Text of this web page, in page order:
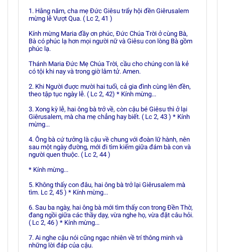
1. Hằng năm, cha mẹ Ðức Giêsu trẩy hội đền Giêrusalem
mừng lễ Vượt Qua. ( Lc 2, 41 )
Kính mừng Maria đầy ơn phúc, Ðức Chúa Trời ở cùng Bà,
Bà có phúc lạ hơn mọi người nữ và Giêsu con lòng Bà gồm
phúc lạ.
Thánh Maria Ðức Mẹ Chúa Trời, cầu cho chúng con là kẻ
có tội khi nay và trong giờ lâm tử. Amen.
2. Khi Người đuợc mười hai tuổi, cả gia đình cùng lên đền,
theo tập tục ngày lễ. ( Lc 2, 42) * Kính mừng...
3. Xong kỳ lễ, hai ông bà trở về, còn cậu bé Giêsu thì ở lại
Giêrusalem, mà cha mẹ chẳng hay biết. ( Lc 2, 43 ) * Kính
mừng...
4. Ông bà cứ tưởng là cậu về chung với đoàn lữ hành, nên
sau một ngày đường, mới đi tìm kiếm giữa đám bà con và
người quen thuộc. ( Lc 2, 44 )
* Kính mừng...
5. Không thấy con đâu, hai ông bà trở lại Giêrusalem mà
tìm. Lc 2, 45 ) * Kính mừng...
6. Sau ba ngày, hai ông bà mới tìm thấy con trong Ðền Thờ,
đang ngồi giữa các thầy dạy, vừa nghe họ, vừa đặt câu hỏi.
( Lc 2, 46 ) * Kính mừng...
7. Ai nghe cậu nói cũng ngạc nhiên về trí thông minh và
những lời đáp của cậu.